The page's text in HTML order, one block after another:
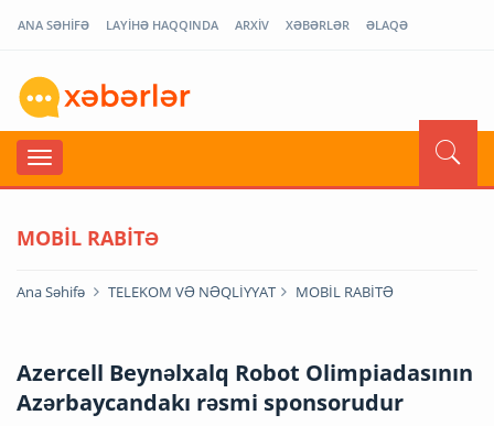
ANA SƏHİFƏ LAYİHƏ HAQQINDA ARXİV XƏBƏRLƏR ƏLAQƏ
MOBİL RABİTƏ
Ana Səhifə TELEKOM VƏ NƏQLİYYAT MOBİL RABİTƏ
Azercell Beynəlxalq Robot Olimpiadasının
Azərbaycandakı rəsmi sponsorudur